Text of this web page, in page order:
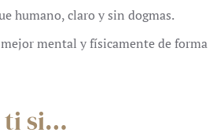
humano, claro y sin dogmas.
mental y físicamente de forma
ti si…